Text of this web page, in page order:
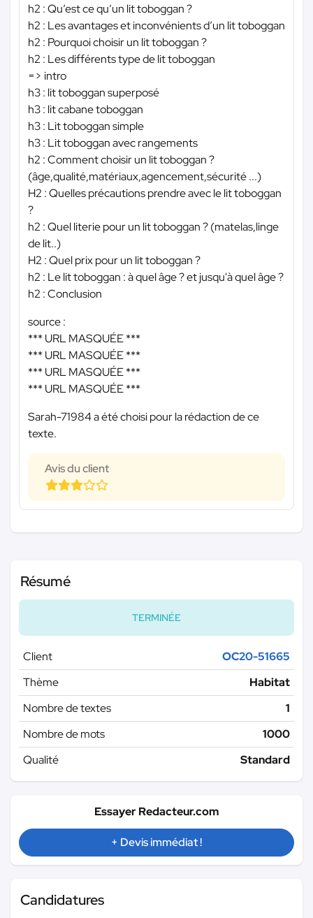
h2 : Qu’est ce qu’un lit toboggan ?
h2 : Les avantages et inconvénients d’un lit toboggan
h2 : Pourquoi choisir un lit toboggan ?
h2 : Les différents type de lit toboggan
=> intro
h3 : lit toboggan superposé
h3 : lit cabane toboggan
h3 : Lit toboggan simple
h3 : Lit toboggan avec rangements
h2 : Comment choisir un lit toboggan ?
(âge,qualité,matériaux,agencement,sécurité ...)
H2 : Quelles précautions prendre avec le lit toboggan
?
h2 : Quel literie pour un lit toboggan ? (matelas,linge
de lit..)
H2 : Quel prix pour un lit toboggan ?
h2 : Le lit toboggan : à quel âge ? et jusqu'à quel âge ?
h2 : Conclusion
source :
*** URL MASQUÉE ***
*** URL MASQUÉE ***
*** URL MASQUÉE ***
*** URL MASQUÉE ***
Sarah-71984 a été choisi pour la rédaction de ce
texte.
Avis du client
Résumé
TERMINÉE
Client
OC20-51665
Thème
Habitat
Nombre de textes
1
Nombre de mots
1000
Qualité
Standard
Essayer Redacteur.com
+ Devis immédiat !
Candidatures